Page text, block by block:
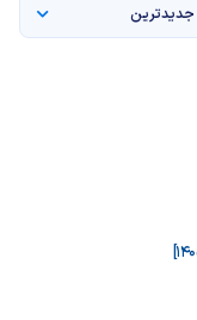
جدیدترین